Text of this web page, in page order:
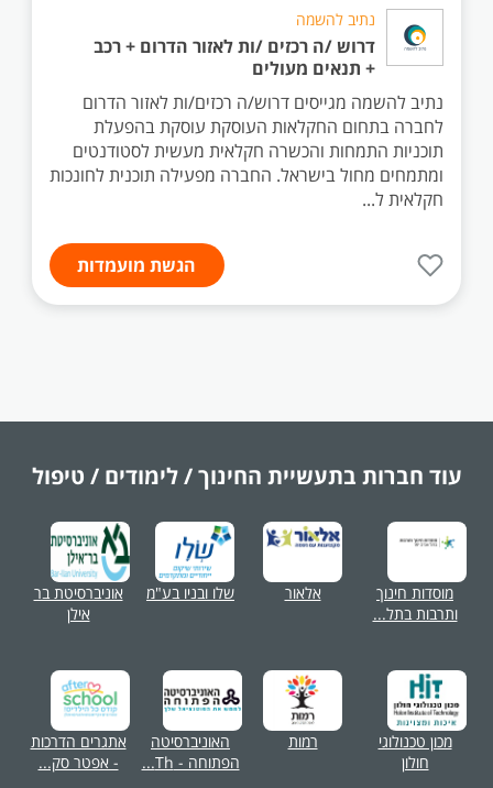
נתיב להשמה
דרוש /ה רכזים /ות לאזור הדרום + רכב
+ תנאים מעולים
נתיב להשמה מגייסים דרוש/ה רכזים/ות לאזור הדרום
לחברה בתחום החקלאות העוסקת עוסקת בהפעלת
תוכניות התמחות והכשרה חקלאית מעשית לסטודנטים
ומתמחים מחול בישראל. החברה מפעילה תוכנית לחונכות
חקלאית ל...
הגשת מועמדות
עוד חברות בתעשיית החינוך / לימודים / טיפול
מוסדות חינוך
ותרבות בתל...
אלאור שלו ובניו בע"מ
אוניברסיטת בר
אילן
מכון טכנולוגי
חולון
רמות
האוניברסיטה
הפתוחה - Th...
אתגרים הדרכות
- אפטר סק...